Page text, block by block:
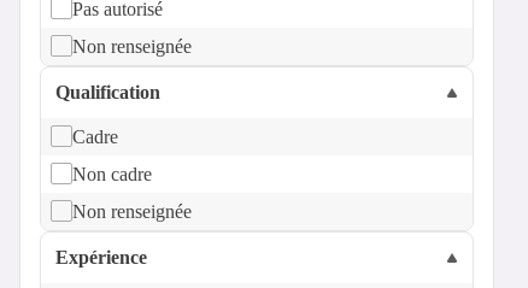
Pas autorisé
Non renseignée
Qualification
Cadre
Non cadre
Non renseignée
Expérience